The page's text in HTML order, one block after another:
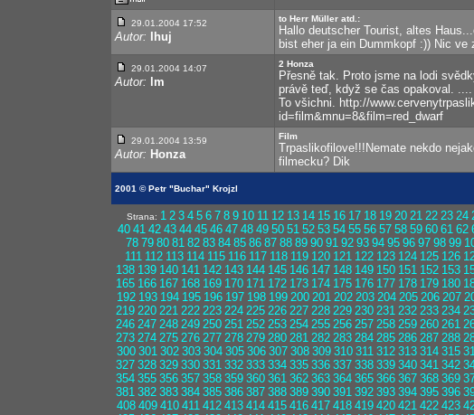
29.01.2004 17:52
Autor: Ihuj
to Herr Müller atd.:
Hallo deutscher Tourist, altes
bist eher ja ein Dummkopf :)) Nic ve
29.01.2004 14:07
Autor: lm
2 Honza
Přesně tak. Proto jsme na lodi
právě teď, když se čas opakoval.
To všichni. http://
id=film&mnu=8&film=red_dwarf
29.01.2004 13:59
Autor: Honza
Film
Trpaslikofilove!!!Nemate nekdo
filmecku? Dik
2001 © Petr "Buchar" Krojzl
Strana: 1 2 3 4 5 6 7 8 9 10 11 12 13 14 15 16 17 18 19 20 21 22 23 24
40 41 42 43 44 45 46 47 48 49 50 51 52 53 54 55 56 57 58 59 60 61 62
78 79 80 81 82 83 84 85 86 87 88 89 90 91 92 93 94 95 96 97 98 99
111 112 113 114 115 116 117 118 119 120 121 122 123 124 125 126
138 139 140 141 142 143 144 145 146 147 148 149 150 151 152 153
165 166 167 168 169 170 171 172 173 174 175 176 177 178 179 180
192 193 194 195 196 197 198 199 200 201 202 203 204 205 206 207
219 220 221 222 223 224 225 226 227 228 229 230 231 232 233 234
246 247 248 249 250 251 252 253 254 255 256 257 258 259 260 261
273 274 275 276 277 278 279 280 281 282 283 284 285 286 287 288
300 301 302 303 304 305 306 307 308 309 310 311 312 313 314 315
327 328 329 330 331 332 333 334 335 336 337 338 339 340 341 342
354 355 356 357 358 359 360 361 362 363 364 365 366 367 368 369
381 382 383 384 385 386 387 388 389 390 391 392 393 394 395 396
408 409 410 411 412 413 414 415 416 417 418 419 420 421 422 423